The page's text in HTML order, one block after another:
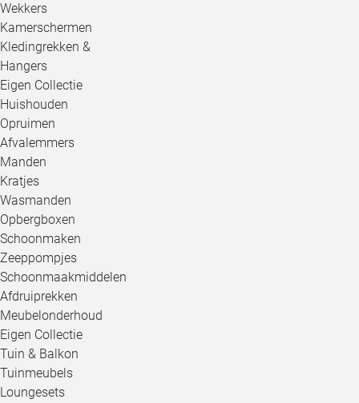
Wekkers
Kamerschermen
Kledingrekken &
Hangers
Eigen Collectie
Huishouden
Opruimen
Afvalemmers
Manden
Kratjes
Wasmanden
Opbergboxen
Schoonmaken
Zeeppompjes
Schoonmaakmiddelen
Afdruiprekken
Meubelonderhoud
Eigen Collectie
Tuin & Balkon
Tuinmeubels
Loungesets